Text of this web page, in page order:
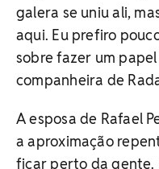
galera se uniu ali,
aqui. Eu prefiro
sobre fazer um
companheira de
A esposa de Rafael
a aproximação
ficar perto da gente.